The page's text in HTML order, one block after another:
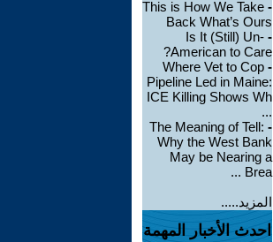
-
This is How We Take
Back What’s Ours
-
Is It (Still) Un-
American to Care?
-
Where Vet to Cop
Pipeline Led in Maine:
ICE Killing Shows Wh
...
-
The Meaning of Tell:
Why the West Bank
May be Nearing a
Brea ...
المزيد.....
احدث الأخبار المهمة